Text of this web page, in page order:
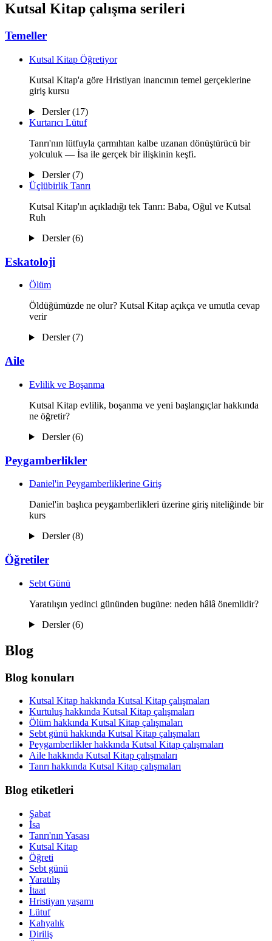
Kutsal Kitap çalışma serileri
Temeller
Kutsal Kitap Öğretiyor
Kutsal Kitap'a göre Hristiyan inancının temel gerçeklerine
giriş kursu
Dersler (17)
Kurtarıcı Lütuf
Tanrı'nın lütfuyla çarmıhtan kalbe uzanan dönüştürücü bir
yolculuk — İsa ile gerçek bir ilişkinin keşfi.
Dersler (7)
Üçlübirlik Tanrı
Kutsal Kitap'ın açıkladığı tek Tanrı: Baba, Oğul ve Kutsal
Ruh
Dersler (6)
Eskatoloji
Ölüm
Öldüğümüzde ne olur? Kutsal Kitap açıkça ve umutla cevap
verir
Dersler (7)
Aile
Evlilik ve Boşanma
Kutsal Kitap evlilik, boşanma ve yeni başlangıçlar hakkında
ne öğretir?
Dersler (6)
Peygamberlikler
Daniel'in Peygamberliklerine Giriş
Daniel'in başlıca peygamberlikleri üzerine giriş niteliğinde bir
kurs
Dersler (8)
Öğretiler
Sebt Günü
Yaratılışın yedinci gününden bugüne: neden hâlâ önemlidir?
Dersler (6)
Blog
Blog konuları
Kutsal Kitap hakkında Kutsal Kitap çalışmaları
Kurtuluş hakkında Kutsal Kitap çalışmaları
Ölüm hakkında Kutsal Kitap çalışmaları
Sebt günü hakkında Kutsal Kitap çalışmaları
Peygamberlikler hakkında Kutsal Kitap çalışmaları
Aile hakkında Kutsal Kitap çalışmaları
Tanrı hakkında Kutsal Kitap çalışmaları
Blog etiketleri
Şabat
İsa
Tanrı'nın Yasası
Kutsal Kitap
Öğreti
Sebt günü
Yaratılış
İtaat
Hristiyan yaşamı
Lütuf
Kahyalık
Diriliş